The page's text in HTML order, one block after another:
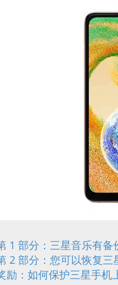
1 部分：三星音乐有备
2 部分：您可以恢复三
励：如何保护三星手机